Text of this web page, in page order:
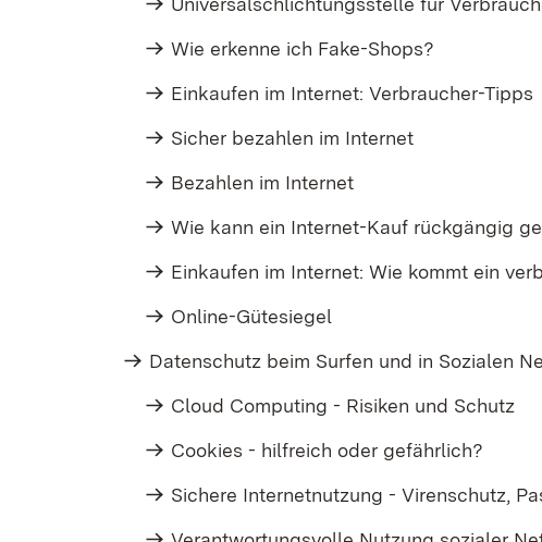
Wie erkenne ich Fake-Shops?
Einkaufen im Internet: Verbraucher-Tipps
Sicher bezahlen im Internet
Bezahlen im Internet
Wie kann ein Internet-Kauf rückgängig
Einkaufen im Internet: Wie kommt ein
Online-Gütesiegel
Datenschutz beim Surfen und in Sozialen
Cloud Computing - Risiken und Schutz
Cookies - hilfreich oder gefährlich?
Sichere Internetnutzung - Virenschutz,